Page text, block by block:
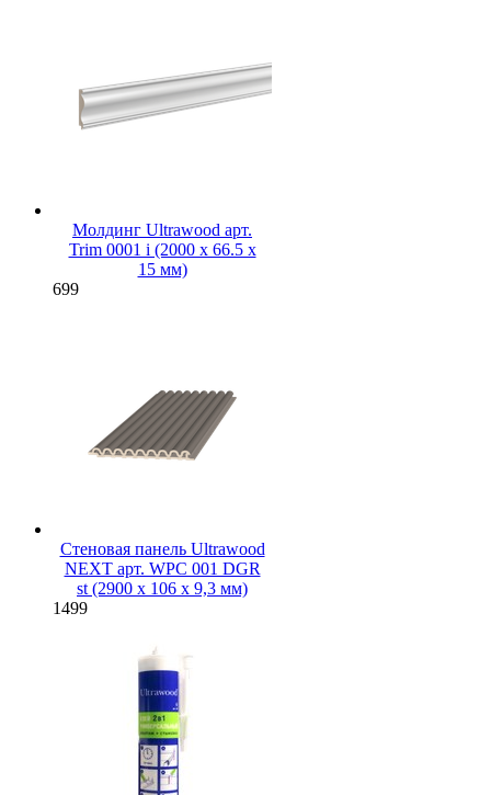
Молдинг Ultrawood арт.
Trim 0001 i (2000 х 66.5 х
15 мм)
699
Стеновая панель Ultrawood
NEXT арт. WPC 001 DGR
st (2900 х 106 х 9,3 мм)
1499